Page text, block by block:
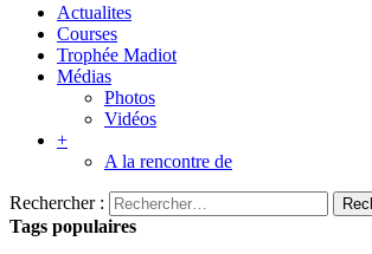
Actualites
Courses
Trophée Madiot
Médias
Photos
Vidéos
+
A la rencontre de
Rechercher :
Tags populaires